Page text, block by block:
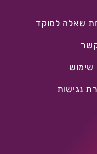
שאלה למוקד
שימוש
נגישות